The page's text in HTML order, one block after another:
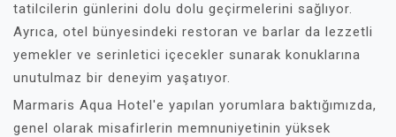
tatilcilerin günlerini dolu dolu geçirmelerini sağlıyor.
Ayrıca, otel bünyesindeki restoran ve barlar da lezzetli
yemekler ve serinletici içecekler sunarak konuklarına
unutulmaz bir deneyim yaşatıyor.
Marmaris Aqua Hotel'e yapılan yorumlara baktığımızda,
genel olarak misafirlerin memnuniyetinin yüksek